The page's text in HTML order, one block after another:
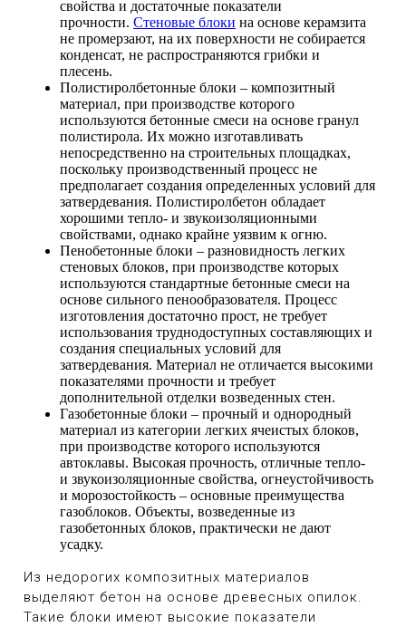
свойства и достаточные показатели
прочности. Стеновые блоки на основе керамзита
не промерзают, на их поверхности не собирается
конденсат, не распространяются грибки и
плесень.
Полистиролбетонные блоки – композитный
материал, при производстве которого
используются бетонные смеси на основе гранул
полистирола. Их можно изготавливать
непосредственно на строительных площадках,
поскольку производственный процесс не
предполагает создания определенных условий для
затвердевания. Полистиролбетон обладает
хорошими тепло- и звукоизоляционными
свойствами, однако крайне уязвим к огню.
Пенобетонные блоки – разновидность легких
стеновых блоков, при производстве которых
используются стандартные бетонные смеси на
основе сильного пенообразователя. Процесс
изготовления достаточно прост, не требует
использования труднодоступных составляющих и
создания специальных условий для
затвердевания. Материал не отличается высокими
показателями прочности и требует
дополнительной отделки возведенных стен.
Газобетонные блоки – прочный и однородный
материал из категории легких ячеистых блоков,
при производстве которого используются
автоклавы. Высокая прочность, отличные тепло-
и звукоизоляционные свойства, огнеустойчивость
и морозостойкость – основные преимущества
газоблоков. Объекты, возведенные из
газобетонных блоков, практически не дают
усадку.
Из недорогих композитных материалов
выделяют бетон на основе древесных опилок.
Такие блоки имеют высокие показатели